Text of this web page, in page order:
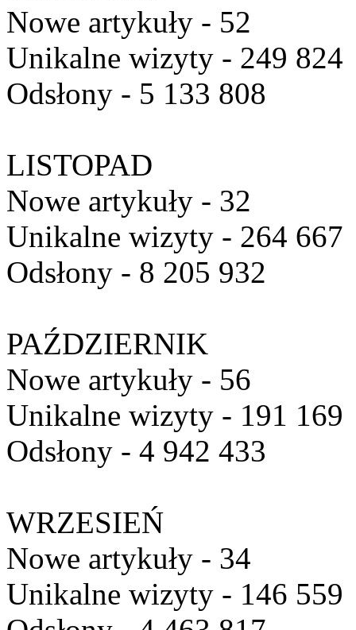
Nowe artykuły - 52
Unikalne wizyty - 249 824
Odsłony - 5 133 808
LISTOPAD
Nowe artykuły - 32
Unikalne wizyty - 264 667
Odsłony - 8 205 932
PAŹDZIERNIK
Nowe artykuły - 56
Unikalne wizyty - 191 169
Odsłony - 4 942 433
WRZESIEŃ
Nowe artykuły - 34
Unikalne wizyty - 146 559